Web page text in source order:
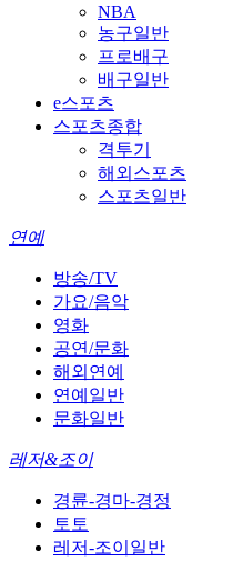
NBA
농구일반
프로배구
배구일반
e스포츠
스포츠종합
격투기
해외스포츠
스포츠일반
연예
방송/TV
가요/음악
영화
공연/문화
해외연예
연예일반
문화일반
레저&조이
경륜-경마-경정
토토
레저-조이일반